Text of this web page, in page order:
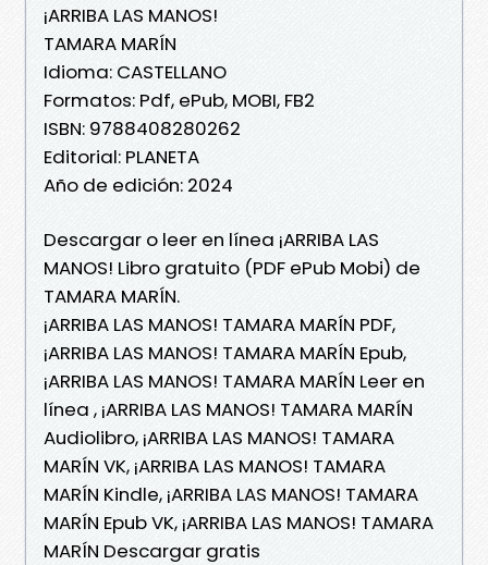
¡ARRIBA LAS MANOS!
TAMARA MARÍN
Idioma: CASTELLANO
Formatos: Pdf, ePub, MOBI, FB2
ISBN: 9788408280262
Editorial: PLANETA
Año de edición: 2024
Descargar o leer en línea ¡ARRIBA LAS
MANOS! Libro gratuito (PDF ePub Mobi) de
TAMARA MARÍN.
¡ARRIBA LAS MANOS! TAMARA MARÍN PDF,
¡ARRIBA LAS MANOS! TAMARA MARÍN Epub,
¡ARRIBA LAS MANOS! TAMARA MARÍN Leer en
línea , ¡ARRIBA LAS MANOS! TAMARA MARÍN
Audiolibro, ¡ARRIBA LAS MANOS! TAMARA
MARÍN VK, ¡ARRIBA LAS MANOS! TAMARA
MARÍN Kindle, ¡ARRIBA LAS MANOS! TAMARA
MARÍN Epub VK, ¡ARRIBA LAS MANOS! TAMARA
MARÍN Descargar gratis